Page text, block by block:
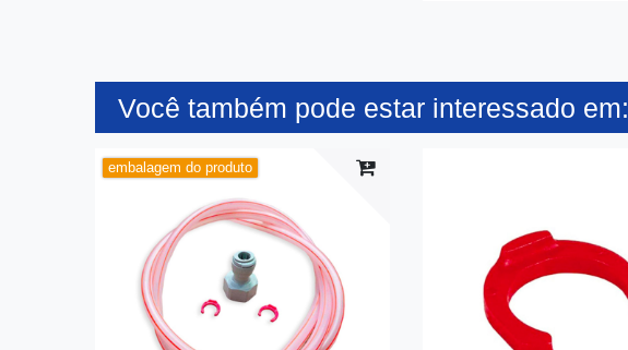
Você também pode estar interessado em:
embalagem do produto